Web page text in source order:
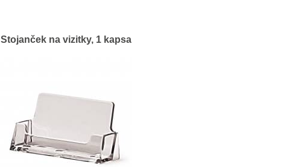
Stojanček na vizitky, 1 kapsa